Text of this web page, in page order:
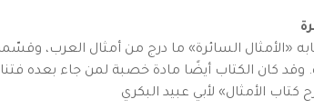
«الأمثال السائرة» ما درج من أمثال العرب،
كان الكتاب أيضًا مادة خصبة لمن جاء بعده
الأمثال» لأبي عبيد البكري